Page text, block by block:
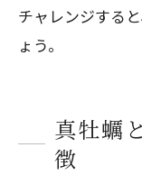
チャレンジする
ょう。
真牡蠣
徴